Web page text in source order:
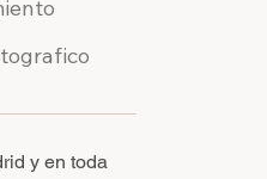
y en toda